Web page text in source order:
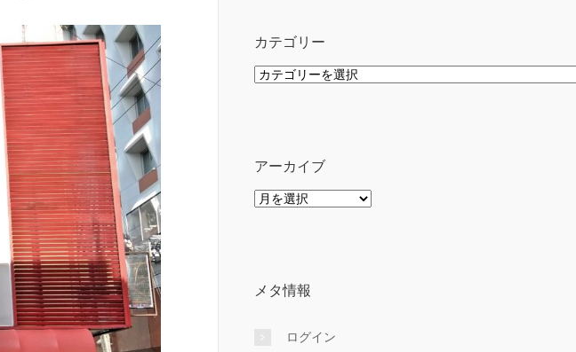
カテゴリー
カ
アーカイブ
ア
メタ情報
ログイン